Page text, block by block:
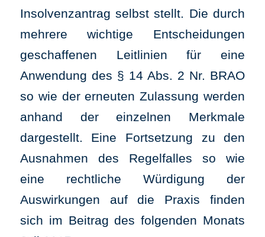
Insolvenzantrag selbst stellt. Die durch
mehrere wichtige Entscheidungen
geschaffenen Leitlinien für eine
Anwendung des § 14 Abs. 2 Nr. BRAO
so wie der erneuten Zulassung werden
anhand der einzelnen Merkmale
dargestellt. Eine Fortsetzung zu den
Ausnahmen des Regelfalles so wie
eine rechtliche Würdigung der
Auswirkungen auf die Praxis finden
sich im Beitrag des folgenden Monats